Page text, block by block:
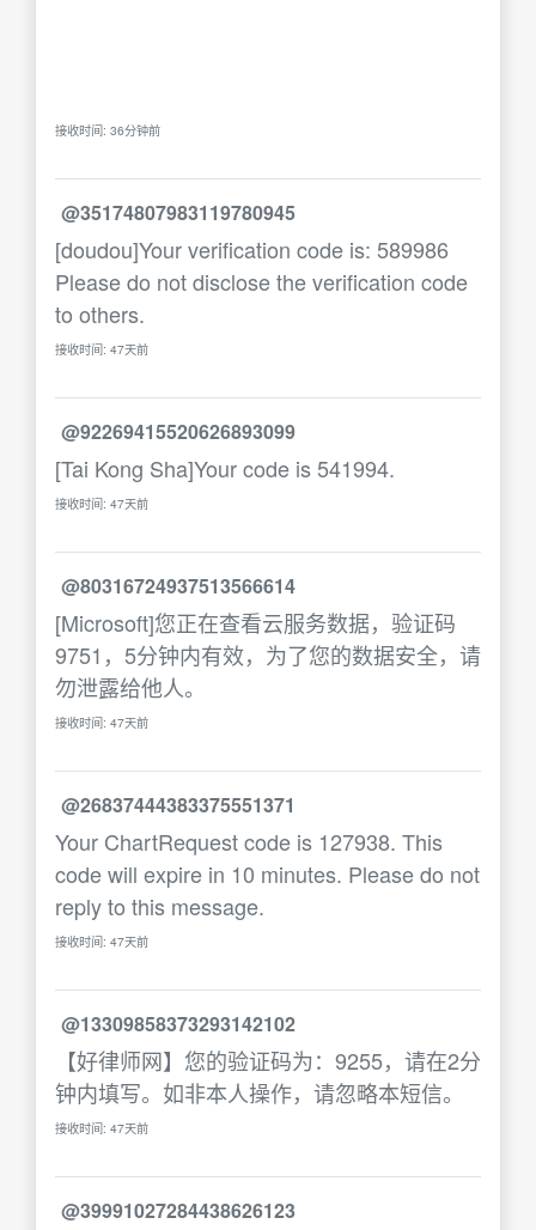
接收时间: 36分钟前
@35174807983119780945
[doudou]Your verification code is: 589986
Please do not disclose the verification code
to others.
接收时间: 47天前
@92269415520626893099
[Tai Kong Sha]Your code is 541994.
接收时间: 47天前
@80316724937513566614
[Microsoft]您正在查看云服务数据，验证码
9751，5分钟内有效，为了您的数据安全，请
勿泄露给他人。
接收时间: 47天前
@26837444383375551371
Your ChartRequest code is 127938. This
code will expire in 10 minutes. Please do not
reply to this message.
接收时间: 47天前
@13309858373293142102
【好律师网】您的验证码为：9255，请在2分
钟内填写。如非本人操作，请忽略本短信。
接收时间: 47天前
@39991027284438626123